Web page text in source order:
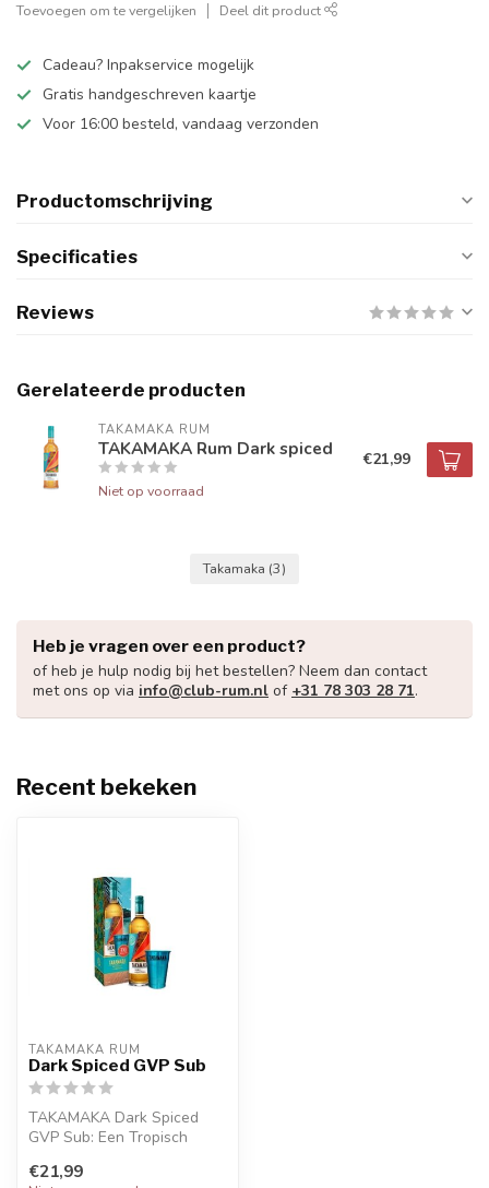
Toevoegen om te vergelijken Deel dit product
Cadeau? Inpakservice mogelijk
Gratis handgeschreven kaartje
Voor 16:00 besteld, vandaag verzonden
Productomschrijving
Specificaties
Reviews
Gerelateerde producten
TAKAMAKA RUM
TAKAMAKA Rum Dark spiced
Niet op voorraad
€21,99
Takamaka (3)
Heb je vragen over een product?
of heb je hulp nodig bij het bestellen? Neem dan contact
met ons op via info@club-rum.nl of +31 78 303 28 71.
Recent bekeken
TAKAMAKA RUM
Dark Spiced GVP Sub
TAKAMAKA Dark Spiced
GVP Sub: Een Tropisch
€21,99